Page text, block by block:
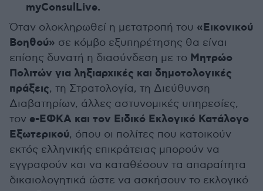
myConsulLive.
Όταν ολοκληρωθεί η μετατροπή του «Εικονικού
Βοηθού» σε κόμβο εξυπηρέτησης θα είναι
επίσης δυνατή η διασύνδεση με το Μητρώο
Πολιτών για ληξιαρχικές και δημοτολογικές
πράξεις, τη Στρατολογία, τη Διεύθυνση
Διαβατηρίων, άλλες αστυνομικές υπηρεσίες,
τον e-ΕΦΚΑ και τον Ειδικό Εκλογικό Κατάλογο
Εξωτερικού, όπου οι πολίτες που κατοικούν
εκτός ελληνικής επικράτειας μπορούν να
εγγραφούν και να καταθέσουν τα απαραίτητα
δικαιολογητικά ώστε να ασκήσουν το εκλογικό